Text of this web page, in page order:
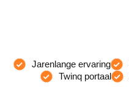
Jarenlange ervaring
Twinq portaal